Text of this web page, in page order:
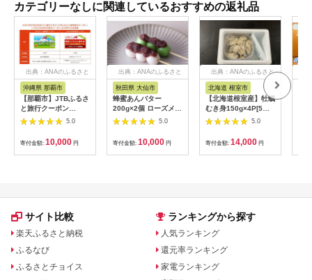
カテゴリーなしに関連しているおすすめの返礼品
出典：ANAのふるさと
沖縄県 那覇市
【那覇市】JTBふるさ
と旅行クーポン
（3,000円分）有効期
間3年（Eメール発
行）｜旅行 トラベル
予約 国内旅行 JTB 宿
泊 観光 体験 旅行券
人気 おすすめ 旅行ク
ン ネット予約 電話 有
5.0
寄付金額: 10,000 円
出典：ANAのふるさと
秋田県 大仙市
蜂蜜あんバター
200g×2個 ローズメイ
[あんバター はちみ
つ 発酵バター あん
こ 水あめ不使用 秋
田県 大仙市]
5.0
寄付金額: 10,000 円
出典：ANAのふるさと
納税
北海道 根室市
【北海道根室産】牡蠣
むき身150g×4P[5月
下旬以降発送] A-
5.0
寄付金額: 14,000 円
サイト比較
楽天ふるさと納税
ふるなび
ふるさとチョイス
ランキングから探す
人気ランキング
還元率ランキング
家電ランキング